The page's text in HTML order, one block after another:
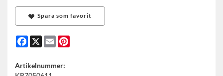
Spara som favorit
Facebook
X Email
Artikelnummer: